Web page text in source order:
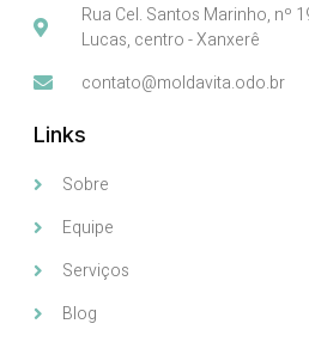
Rua Cel. Santos Marinho, nº
Lucas, centro - Xanxerê
contato@moldavita.odo.br
Links
Sobre
Equipe
Serviços
Blog